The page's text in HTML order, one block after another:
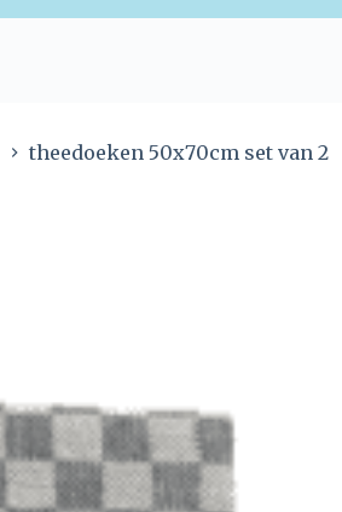
theedoeken 50x70cm set van 2